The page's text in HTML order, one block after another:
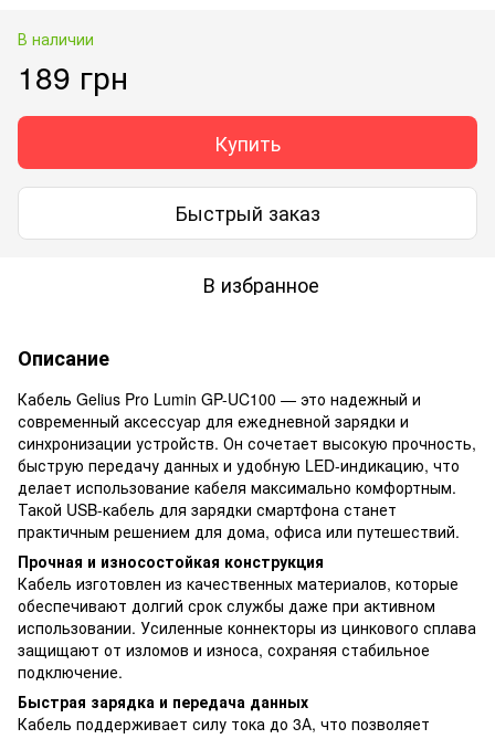
В наличии
189 грн
Купить
Быстрый заказ
В избранное
Описание
Кабель Gelius Pro Lumin GP-UC100 — это надежный и
современный аксессуар для ежедневной зарядки и
синхронизации устройств. Он сочетает высокую прочность,
быструю передачу данных и удобную LED-индикацию, что
делает использование кабеля максимально комфортным.
Такой USB-кабель для зарядки смартфона станет
практичным решением для дома, офиса или путешествий.
Прочная и износостойкая конструкция
Кабель изготовлен из качественных материалов, которые
обеспечивают долгий срок службы даже при активном
использовании. Усиленные коннекторы из цинкового сплава
защищают от изломов и износа, сохраняя стабильное
подключение.
Быстрая зарядка и передача данных
Кабель поддерживает силу тока до 3А, что позволяет